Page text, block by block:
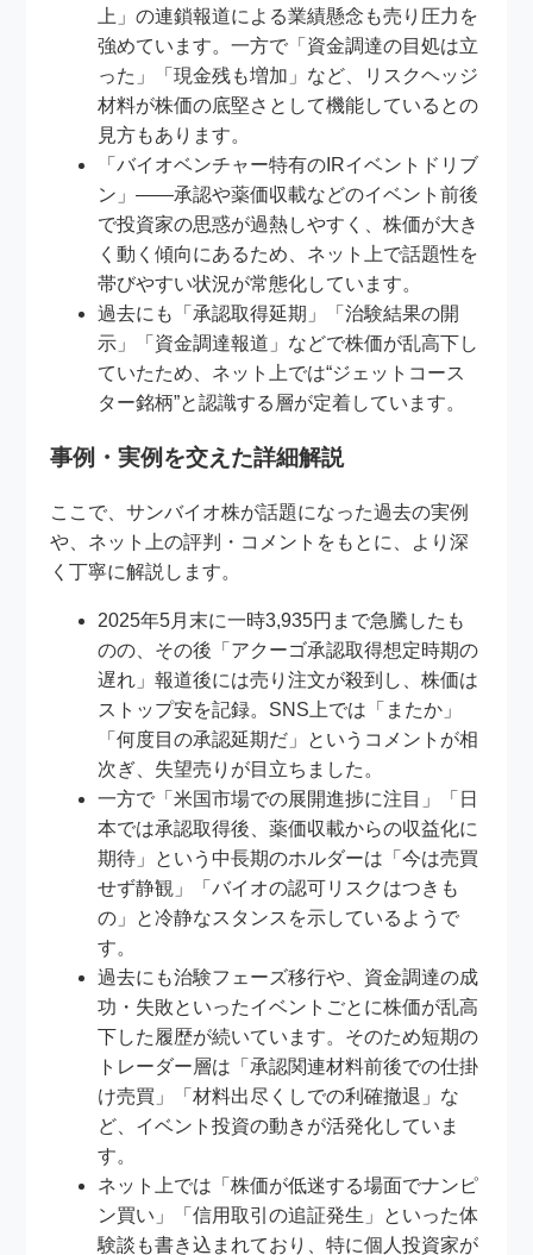
上」の連鎖報道による業績懸念も売り圧力を
強めています。一方で「資金調達の目処は立
った」「現金残も増加」など、リスクヘッジ
材料が株価の底堅さとして機能しているとの
見方もあります。
「バイオベンチャー特有のIRイベントドリブ
ン」——承認や薬価収載などのイベント前後
で投資家の思惑が過熱しやすく、株価が大き
く動く傾向にあるため、ネット上で話題性を
帯びやすい状況が常態化しています。
過去にも「承認取得延期」「治験結果の開
示」「資金調達報道」などで株価が乱高下し
ていたため、ネット上では“ジェットコース
ター銘柄”と認識する層が定着しています。
事例・実例を交えた詳細解説
ここで、サンバイオ株が話題になった過去の実例
や、ネット上の評判・コメントをもとに、より深
く丁寧に解説します。
2025年5月末に一時3,935円まで急騰したも
のの、その後「アクーゴ承認取得想定時期の
遅れ」報道後には売り注文が殺到し、株価は
ストップ安を記録。SNS上では「またか」
「何度目の承認延期だ」というコメントが相
次ぎ、失望売りが目立ちました。
一方で「米国市場での展開進捗に注目」「日
本では承認取得後、薬価収載からの収益化に
期待」という中長期のホルダーは「今は売買
せず静観」「バイオの認可リスクはつきも
の」と冷静なスタンスを示しているようで
す。
過去にも治験フェーズ移行や、資金調達の成
功・失敗といったイベントごとに株価が乱高
下した履歴が続いています。そのため短期の
トレーダー層は「承認関連材料前後での仕掛
け売買」「材料出尽くしでの利確撤退」な
ど、イベント投資の動きが活発化していま
す。
ネット上では「株価が低迷する場面でナンピ
ン買い」「信用取引の追証発生」といった体
験談も書き込まれており、特に個人投資家が